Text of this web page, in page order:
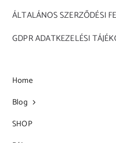
ÁLTALÁNOS SZERZŐDÉSI
GDPR ADATKEZELÉSI
Home
Blog
SHOP